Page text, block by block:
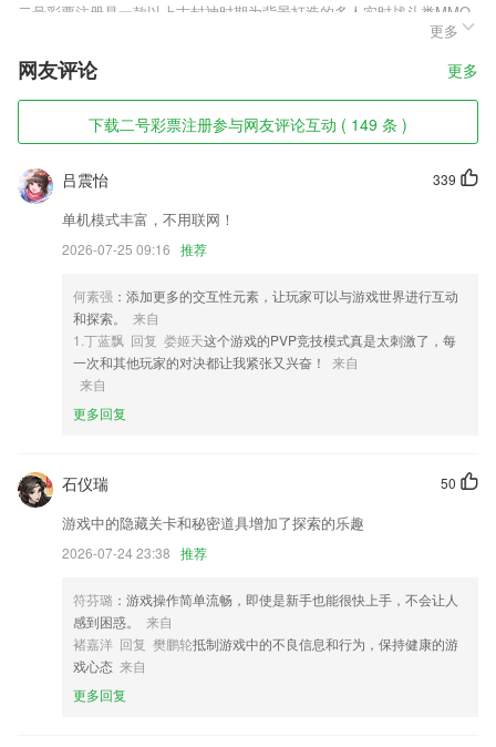
二号彩票注册是一款以上古封神时期为背景打造的多人实时战斗类MMO
RPG手游，游戏中有多个经典职业可自由挑选，大量的惊悚刺激副本等
你去挑战，每完成一个都将获得极品丰厚奖励，实时互动在线语音交流指
挥大型PVP战斗，百变时装个性时装轻松打造，更有幻化羽翼展现最炫
酷的自己，整个三界都将由你来主宰，喜欢的玩家记得来趣趣手游网下载
山海经异兽志首充送VIP版v1.0.1。
1,每天冥想10分钟，获得前所未有的宁静放松。
2,多种搜索功能及时的查看,让你随时在线搜索你想知晓的内容也会非常
4,标准化企业官网
5,软件中有很多实用的音频编辑功能可供用户选择使用，包括但不限于音
频修剪、格式转换、音频提取或音频拼接等。
6,各个地区都有一个对应掌上的学习板块，考试时间和信息都有详细的说
1.◆在线模拟养成、游戏刷题，寓教于乐
2.教练可以在线发布教学课程和教学视频，还能在线对考生进行管理，学
员能在软件上进行模拟考试；
3.原子和分子的结构。在互动实验室里，你可以组装任何原子，研究它们
的电子轨道结构。从学校课程中或课程外收集任何分子。学习结构式和骨
骼式的区别。观察分子中原子的实际位置和它们之间的键。
4.薪酬计算公开透明，佣金收入一目了然，劳务所得日清日结。
5.·各种挑战模式应有尽有，丰富的游戏玩法，更加吸引玩家加入。
更多
网友评论 更多
下载二号彩票注册参与网友评论互动 ( 149 条 )
339
吕震怡
单机模式丰富，不用联网！
2026-07-25 09:16 推荐
何素强 ：添加更多的交互性元素，让玩家可以与游戏世界进行互动
和探索。
来自
1.丁蓝飘 回复 娄姬天这个游戏的PVP竞技模式真是太刺激了，每
一次和其他玩家的对决都让我紧张又兴奋！
来自
来自
更多回复
50
石仪瑞
游戏中的隐藏关卡和秘密道具增加了探索的乐趣
2026-07-24 23:38 推荐
符芬璐 ：游戏操作简单流畅，即使是新手也能很快上手，不会让人
感到困惑。
来自
褚嘉洋 回复 樊鹏轮抵制游戏中的不良信息和行为，保持健康的游
戏心态 来自
更多回复